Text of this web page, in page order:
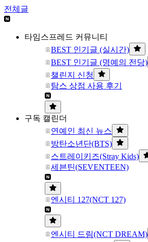
전체글
타임스프레드 커뮤니티
BEST 인기글 (실시간)
BEST 인기글 (명예의 전당)
챌린지 신청
탐스 상점 사용 후기
구독 캘린더
연예인 최신 뉴스
방탄소년단(BTS)
스트레이키즈(Stray Kids)
세븐틴(SEVENTEEN)
엔시티 127(NCT 127)
엔시티 드림(NCT DREAM)